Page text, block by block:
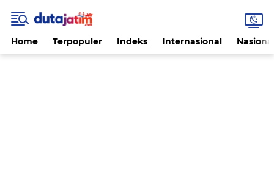
Home Terpopuler Indeks Internasional